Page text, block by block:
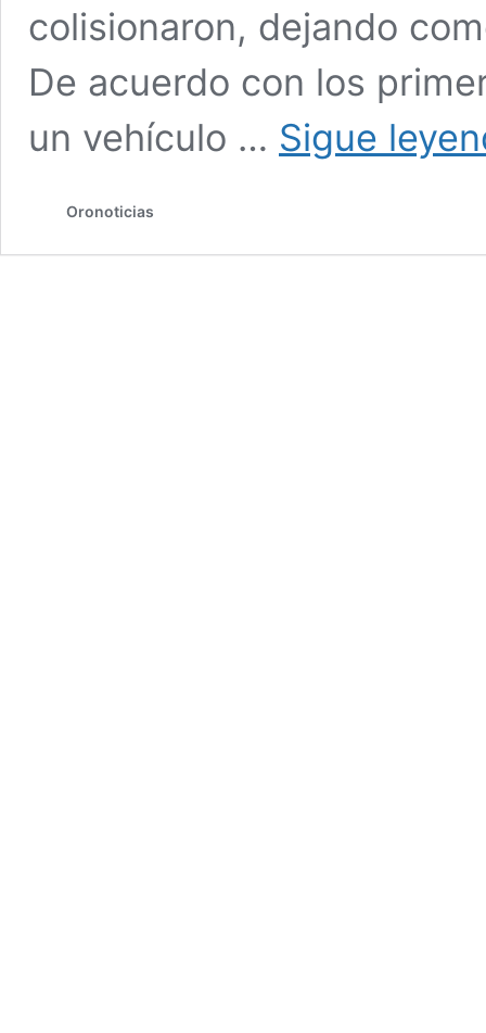
colisionaron, dejando
De acuerdo con los
un vehículo … Sigue
Oronoticias